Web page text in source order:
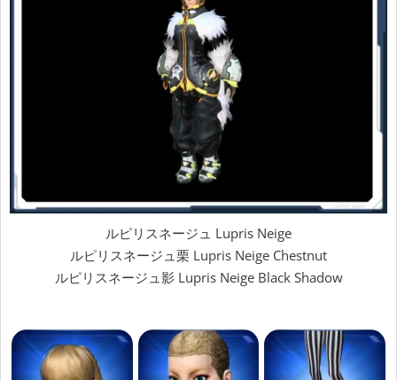
ルピリスネージュ Lupris Neige
ルピリスネージュ栗 Lupris Neige Chestnut
ルピリスネージュ影 Lupris Neige Black Shadow